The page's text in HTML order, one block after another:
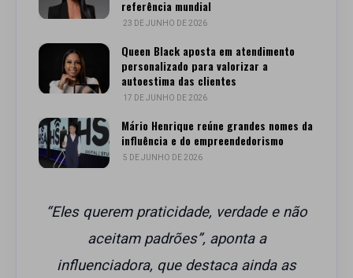
referência mundial
23 DE JUNHO DE 2026
Queen Black aposta em atendimento
personalizado para valorizar a
autoestima das clientes
17 DE JUNHO DE 2026
Mário Henrique reúne grandes nomes da
influência e do empreendedorismo
5 DE JUNHO DE 2026
“Eles querem praticidade, verdade e não
aceitam padrões”, aponta a
influenciadora, que destaca ainda as